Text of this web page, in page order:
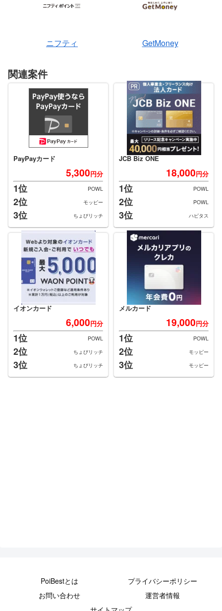
ニフティ GetMoney
関連案件
PayPayカード
5,300円分
1位 POWL
2位 モッピー
3位 ちょびリッチ
JCB Biz ONE
18,000円分
1位 POWL
2位 POWL
3位 ハピタス
イオンカード
6,000円分
1位 POWL
2位 ちょびリッチ
3位 ちょびリッチ
メルカード
19,000円分
1位 POWL
2位 モッピー
3位 モッピー
PoiBestとは
プライバシーポリシー
お問い合わせ
運営者情報